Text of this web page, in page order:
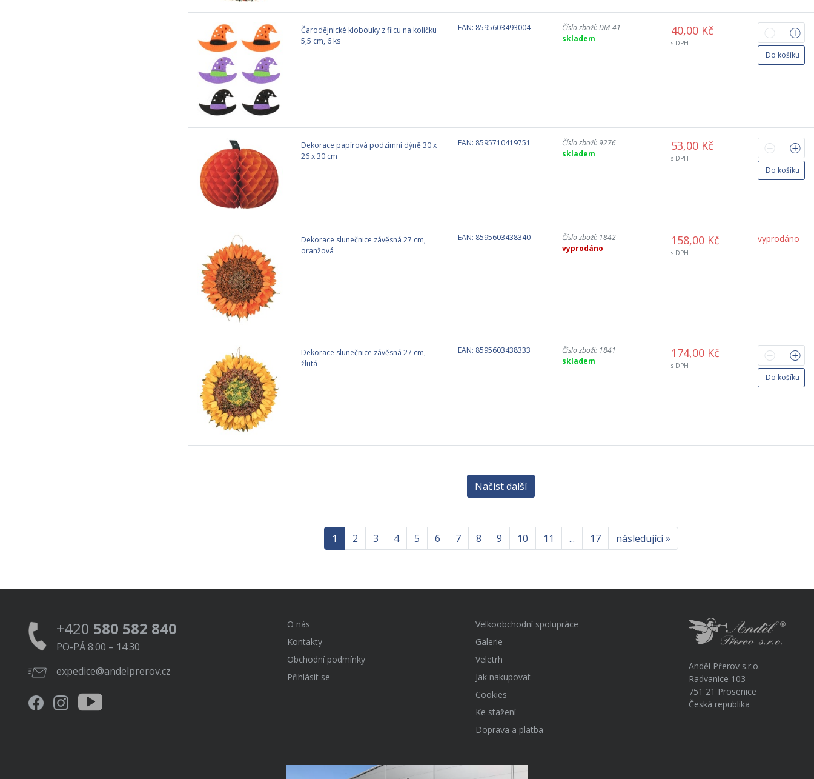
Čarodějnické klobouky z filcu na kolíčku
5,5 cm, 6 ks
EAN: 8595603493004
Číslo zboží: DM-41
skladem
40,00 Kč
s DPH
Do košíku
Dekorace papírová podzimní dýně 30 x
26 x 30 cm
EAN: 8595710419751
Číslo zboží: 9276
skladem
53,00 Kč
s DPH
Do košíku
Dekorace slunečnice závěsná 27 cm,
oranžová
EAN: 8595603438340
Číslo zboží: 1842
vyprodáno
158,00 Kč
s DPH
vyprodáno
Dekorace slunečnice závěsná 27 cm,
žlutá
EAN: 8595603438333
Číslo zboží: 1841
skladem
174,00 Kč
s DPH
Do košíku
Načíst další
1 2 3 4 5 6 7 8 9 10 11 ... 17 následující »
+420 580 582 840
PO-PÁ 8:00 – 14:30
expedice@andelprerov.cz
O nás
Kontakty
Obchodní podmínky
Přihlásit se
Velkoobchodní spolupráce
Galerie
Veletrh
Jak nakupovat
Cookies
Ke stažení
Doprava a platba
Anděl Přerov s.r.o.
Radvanice 103
751 21 Prosenice
Česká republika